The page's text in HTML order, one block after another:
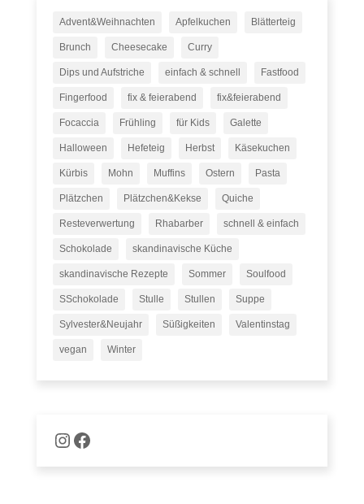
Advent&Weihnachten Apfelkuchen Blätterteig
Brunch Cheesecake Curry
Dips und Aufstriche einfach & schnell Fastfood
Fingerfood fix & feierabend fix&feierabend
Focaccia Frühling für Kids Galette
Halloween Hefeteig Herbst Käsekuchen
Kürbis Mohn Muffins Ostern Pasta
Plätzchen Plätzchen&Kekse Quiche
Resteverwertung Rhabarber schnell & einfach
Schokolade skandinavische Küche
skandinavische Rezepte Sommer Soulfood
SSchokolade Stulle Stullen Suppe
Sylvester&Neujahr Süßigkeiten Valentinstag
vegan Winter
Naschware auf Instagram Facebook